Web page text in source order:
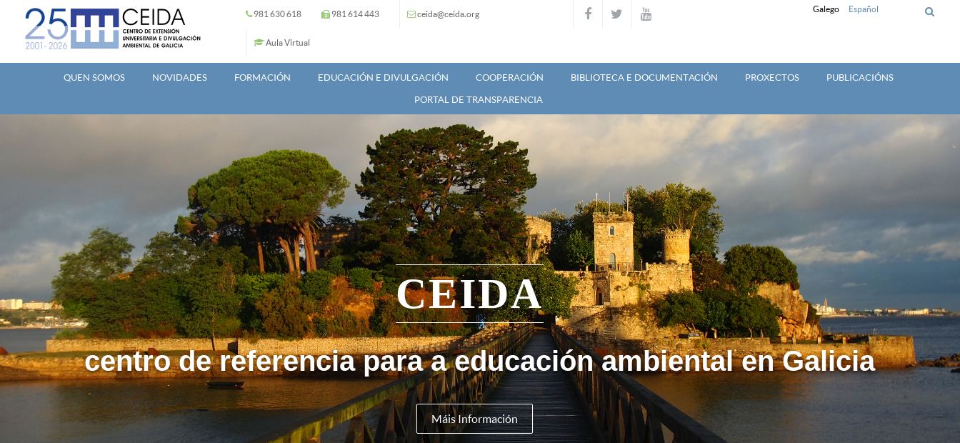
Ir o contido principal 981 630 618 981 614 443 ceida@ceida.org
Aula Virtual
Galego Español
QUEN SOMOS NOVIDADES FORMACIÓN EDUCACIÓN E DIVULGACIÓN COOPERACIÓN BIBLIOTECA E DOCUMENTACIÓN PROXECTOS
PUBLICACIÓNS
PORTAL DE TRANSPARENCIA
centro de referencia para a educación ambiental en Galicia
Máis Información
CEIDA